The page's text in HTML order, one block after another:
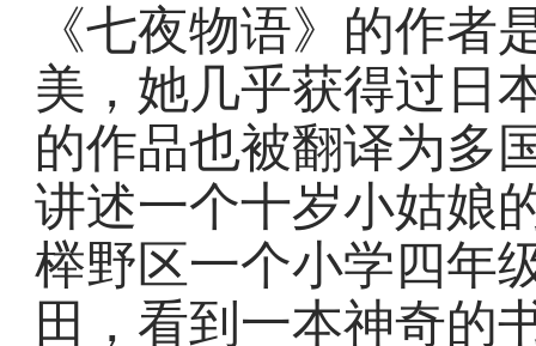
《七夜物语》的作者
美，她几乎获得过日
的作品也被翻译为多
讲述一个十岁小姑娘
榉野区一个小学四年
田，看到一本神奇的